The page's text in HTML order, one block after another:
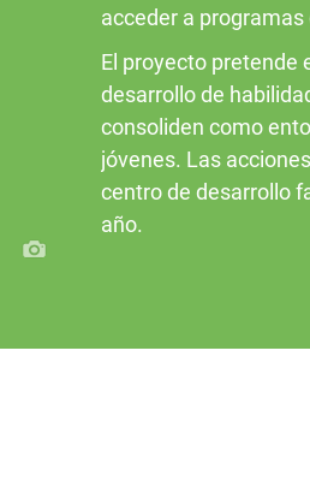
acceder a
El proyecto pretende
desarrollo de
consoliden como
jóvenes. Las
centro de desarrollo
año.